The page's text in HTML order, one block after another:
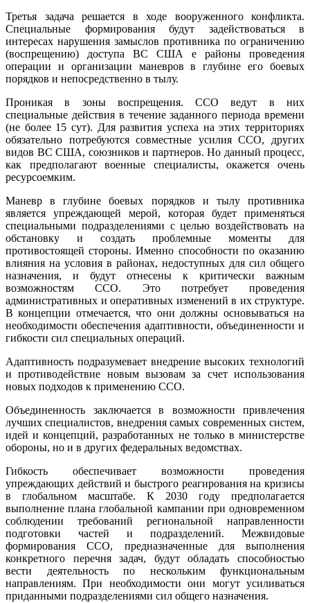
Третья задача решается в ходе вооруженного конфликта.
Специальные формирования будут задействоваться в
интересах нарушения замыслов противника по ограничению
(воспрещению) доступа ВС США е районы проведения
операции и организации маневров в глубине его боевых
порядков и непосредственно в тылу.
Проникая в зоны воспрещения. ССО ведут в них
специальные действия в течение заданного периода времени
(не более 15 сут). Для развития успеха на этих территориях
обязательно потребуются совместные усилия ССО, других
видов ВС США, союзников и партнеров. Но данный процесс,
как предполагают военные специалисты, окажется очень
ресурсоемким.
Маневр в глубине боевых порядков и тылу противника
является упреждающей мерой, которая будет применяться
специальными подразделениями с целью воздействовать на
обстановку и создать проблемные моменты для
противостоящей стороны. Именно способности по оказанию
влияния на условия в районах, недоступных для сил общего
назначения, и будут отнесены к критически важным
возможностям ССО. Это потребует проведения
административных и оперативных изменений в их структуре.
В концепции отмечается, что они должны основываться на
необходимости обеспечения адаптивности, объединенности и
гибкости сил специальных операций.
Адаптивность подразумевает внедрение высоких технологий
и противодействие новым вызовам за счет использования
новых подходов к применению ССО.
Объединенность заключается в возможности привлечения
лучших специалистов, внедрения самых современных систем,
идей и концепций, разработанных не только в министерстве
обороны, но и в других федеральных ведомствах.
Гибкость обеспечивает возможности проведения
упреждающих действий и быстрого реагирования на кризисы
в глобальном масштабе. К 2030 году предполагается
выполнение плана глобальной кампании при одновременном
соблюдении требований региональной направленности
подготовки частей и подразделений. Межвидовые
формирования ССО, предназначенные для выполнения
конкретного перечня задач, будут обладать способностью
вести деятельность по нескольким функциональным
направлениям. При необходимости они могут усиливаться
приданными подразделениями сил общего назначения.